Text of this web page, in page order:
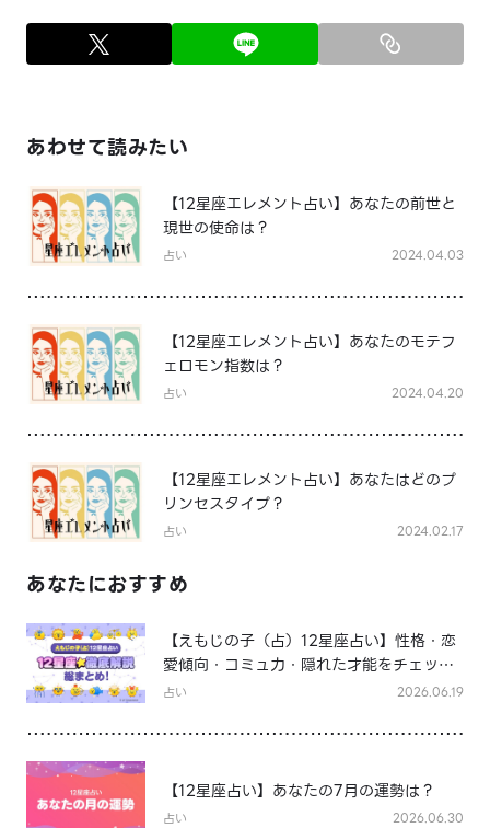
あわせて読みたい
【12星座エレメント占い】あなたの前世と
現世の使命は？
占い 2024.04.03
【12星座エレメント占い】あなたのモテフ
ェロモン指数は？
占い 2024.04.20
【12星座エレメント占い】あなたはどのプ
リンセスタイプ？
占い 2024.02.17
あなたにおすすめ
【えもじの子（占）12星座占い】性格・恋
愛傾向・コミュ力・隠れた才能をチェッ
ク！12星座★徹底解説まとめ
占い 2026.06.19
【12星座占い】あなたの7月の運勢は？
占い 2026.06.30